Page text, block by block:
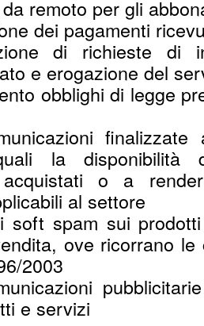
da remoto per gli
dei pagamenti
di richieste di
e erogazione del
obblighi di legge
la disponibilità
acquistati o a
al settore
soft spam sui
ove ricorrano le
2003
e servizi